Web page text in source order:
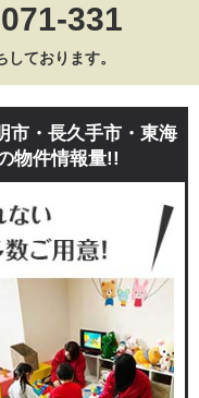
331
ております。
市・長久手市・東海
物件情報量!!